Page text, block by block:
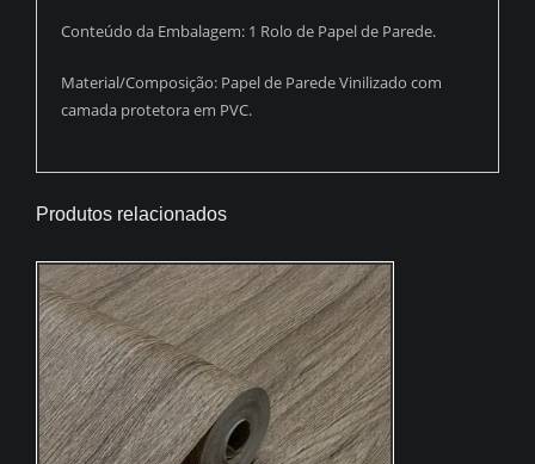
Conteúdo da Embalagem: 1 Rolo de Papel de Parede.
Material/Composição: Papel de Parede Vinilizado com
camada protetora em PVC.
Produtos relacionados